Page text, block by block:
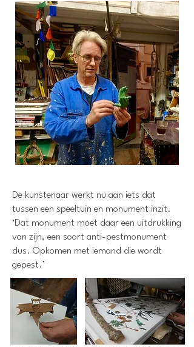
De kunstenaar werkt nu aan iets dat
tussen een speeltuin en monument inzit.
‘Dat monument moet daar een uitdrukking
van zijn, een soort anti-pestmonument
dus. Opkomen met iemand die wordt
gepest.’